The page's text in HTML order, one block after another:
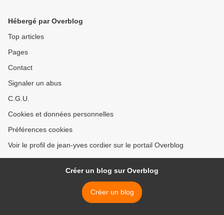
Hébergé par Overblog
Top articles
Pages
Contact
Signaler un abus
C.G.U.
Cookies et données personnelles
Préférences cookies
Voir le profil de jean-yves cordier sur le portail Overblog
Créer un blog sur Overblog
Créer un blog